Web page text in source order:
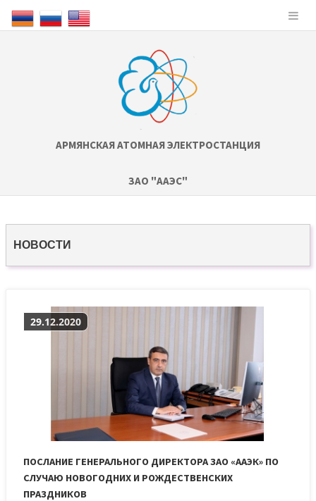
АРМЯНСКАЯ АТОМНАЯ ЭЛЕКТРОСТАНЦИЯ
ЗАО "ААЭС"
НОВОСТИ
29.12.2020
ПОСЛАНИЕ ГЕНЕРАЛЬНОГО ДИРЕКТОРА ЗАО «ААЭК» ПО
СЛУЧАЮ НОВОГОДНИХ И РОЖДЕСТВЕНСКИХ
ПРАЗДНИКОВ